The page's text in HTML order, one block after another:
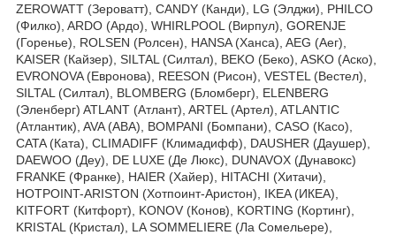
ZEROWATT (Зероватт), CANDY (Канди), LG (Элджи), PHILCO
(Филко), ARDO (Ардо), WHIRLPOOL (Вирпул), GORENJE
(Горенье), ROLSEN (Ролсен), HANSA (Ханса), AEG (Аег),
KAISER (Кайзер), SILTAL (Силтал), BEKO (Беко), ASKO (Аско),
EVRONOVA (Евронова), REESON (Рисон), VESTEL (Вестел),
SILTAL (Силтал), BLOMBERG (Бломберг), ELENBERG
(Эленберг) ATLANT (Атлант), ARTEL (Артел), ATLANTIC
(Атлантик), AVA (АВА), BOMPANI (Бомпани), CASO (Касо),
CATA (Ката), CLIMADIFF (Климадифф), DAUSHER (Даушер),
DAEWOO (Деу), DE LUXE (Де Люкс), DUNAVOX (Дунавокс)
FRANKE (Франке), HAIER (Хайер), HITACHI (Хитачи),
HOTPOINT-ARISTON (Хотпоинт-Аристон), IKEA (ИКЕА),
KITFORT (Китфорт), KONOV (Конов), KORTING (Кортинг),
KRISTAL (Кристал), LA SOMMELIERE (Ла Сомельере),